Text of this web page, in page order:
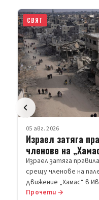
СВЯТ
05 авг. 2026
Израел затяга
членове на
Израел затяга
срещу членове на
движение „Хамас“ в
Прочети →